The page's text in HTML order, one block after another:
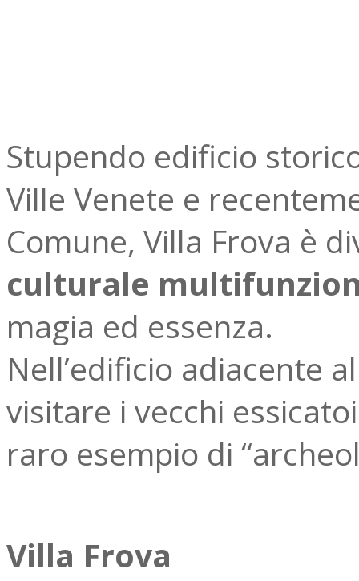
Stupendo edificio
Ville Venete e
Comune, Villa Frova è
culturale
magia ed essenza.
Nell’edificio adiacente
visitare i vecchi
raro esempio di
Villa Frova